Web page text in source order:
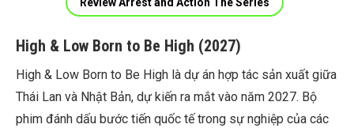
Review Arrest and Action The Series
High & Low Born to Be High (2027)
High & Low Born to Be High là dự án hợp tác sản xuất giữa
Thái Lan và Nhật Bản, dự kiến ra mắt vào năm 2027. Bộ
phim đánh dấu bước tiến quốc tế trong sự nghiệp của các